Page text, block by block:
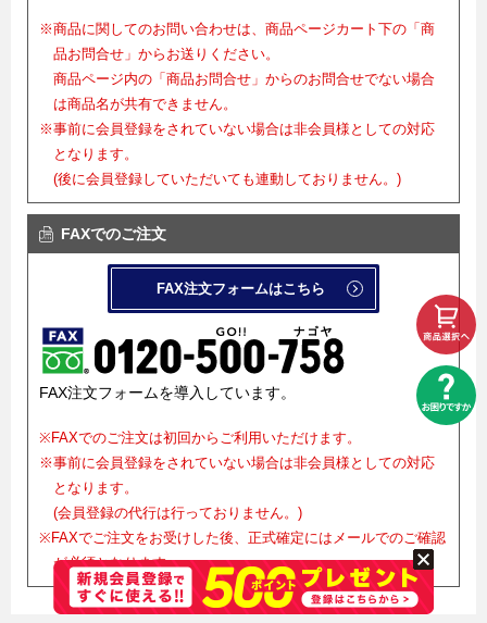
※商品に関してのお問い合わせは、商品ページカート下の「商
品お問合せ」からお送りください。
商品ページ内の「商品お問合せ」からのお問合せでない場合
は商品名が共有できません。
※事前に会員登録をされていない場合は非会員様としての対応
となります。
(後に会員登録していただいても連動しておりません。)
FAXでのご注文
FAX注文フォームはこちら
FAX注文フォームを導入しています。
※FAXでのご注文は初回からご利用いただけます。
※事前に会員登録をされていない場合は非会員様としての対応
となります。
(会員登録の代行は行っておりません。)
※FAXでご注文をお受けした後、正式確定にはメールでのご確認
が必須となります。